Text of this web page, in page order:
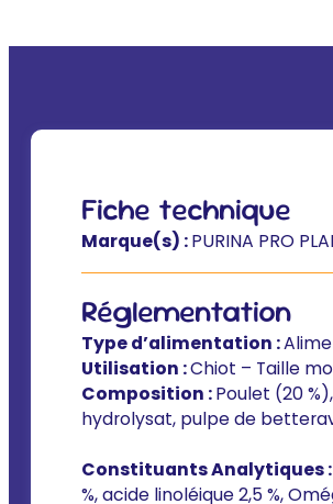
Fiche technique
Marque(s) :PURINA PRO
Réglementation
Type d’alimentation :
Utilisation :Chiot – Taille
Composition :Poulet (20
hydrolysat, pulpe de
Constituants Analytiques :
%, acide linoléique 2,5 %,